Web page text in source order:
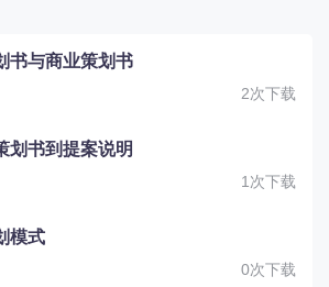
在营销领域的能力。
书与商业策划书
2次下载
划书到提案说明
1次下载
模式
0次下载